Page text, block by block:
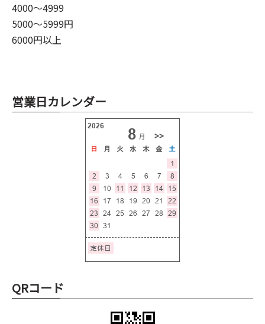
4000～4999
5000～5999円
6000円以上
営業日カレンダー
QRコード